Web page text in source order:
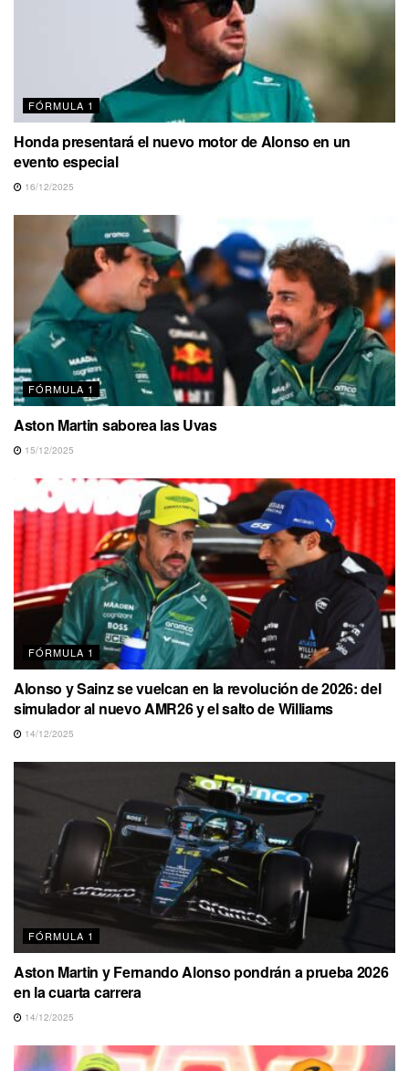
FÓRMULA 1
Honda presentará el nuevo motor de Alonso en un
evento especial
16/12/2025
FÓRMULA 1
Aston Martin saborea las Uvas
15/12/2025
FÓRMULA 1
Alonso y Sainz se vuelcan en la revolución de 2026: del
simulador al nuevo AMR26 y el salto de Williams
14/12/2025
FÓRMULA 1
Aston Martin y Fernando Alonso pondrán a prueba 2026
en la cuarta carrera
14/12/2025